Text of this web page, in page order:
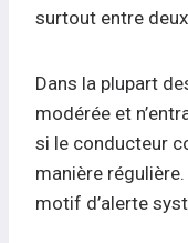
surtout entre
Dans la plupart
modérée et
si le conducteur
manière régulière.
motif d’alerte